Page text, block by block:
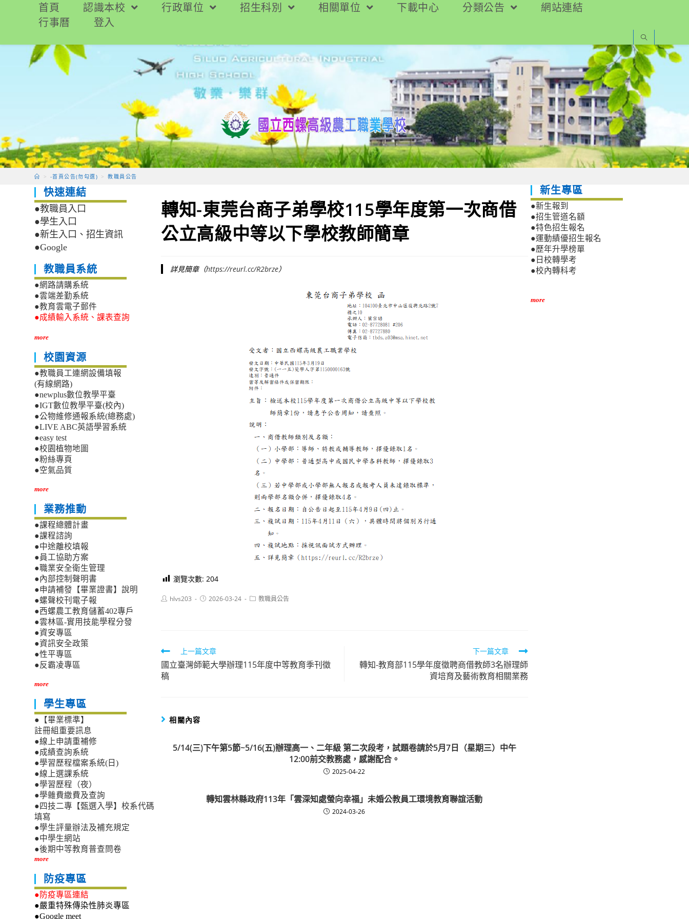
要
首頁 認識本校 行政單位 招生科別 相關單位 下載中心 分類公告
網站連結
行事曆
登入
> -首頁公告(勿勾選) > 教職員公告
轉知-東莞台商子弟學校115學年度第一次商借
公立高級中等以下學校教師簡章
詳見簡章（https://reurl.cc/R2brze）
瀏覽次數: 204
Posthlvs203
Post2026-03-24
Post教職員公告
Read
more
articles
上一篇文章
國立臺灣師範大學辦理115年度中等教育季刊徵
稿
下一篇文章
轉知-教育部115學年度徵聘商借教師3名辦理師
資培育及藝術教育相關業務
相關內容
5/14(三)下午第5節~5/16(五)辦理高一、二年級 第二次段考，試題卷請於5月7日（星期三）中午
12:00前交教務處，感謝配合。
2025-04-22
轉知雲林縣政府113年「雲深知處螢向幸福」未婚公教員工環境教育聯誼活動
2024-03-26
快速連結
●教職員入口
●學生入口
●新生入口、招生資訊
●Google
教職員系統
●網路請購系統
●雲端差勤系統
●教育雲電子郵件
●成績輸入系統、課表查詢
more
校園資源
●教職員工連網設備填報
(有線網路)
●newplus數位教學平臺
●IGT數位教學平臺(校內)
●公物維修通報系統(總務處)
●LIVE ABC英語學習系統
●easy test
●校園植物地圖
●粉絲專頁
●空氣品質
more
業務推動
●課程總體計畫
●課程諮詢
●中途離校填報
●員工協助方案
●職業安全衛生管理
●內部控制聲明書
●申請補發【畢業證書】說明
●螺聲校刊電子報
●西螺農工教育儲蓄402專戶
●雲林區-實用技能學程分發
●資安專區
●資訊安全政策
●性平專區
●反霸凌專區
more
學生專區
●【畢業標準】
註冊組重要訊息
●線上申請重補修
●成績查詢系統
●學習歷程檔案系統(日)
●線上選課系統
●學習歷程（夜）
●學雜費繳費及查詢
●四技二專【甄選入學】校系代碼
填寫
●學生評量辦法及補充規定
●中學生網站
●後期中等教育普查問卷
more
防疫專區
●防疫專區連結
●嚴重特殊傳染性肺炎專區
●Google meet
新生專區
●新生報到
●招生管道名額
●特色招生報名
●運動績優招生報名
●歷年升學榜單
●日校轉學考
●校內轉科考
more